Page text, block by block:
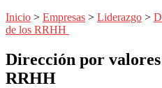
Inicio > Empresas > Liderazgo >
de los RRHH
Dirección por
RRHH